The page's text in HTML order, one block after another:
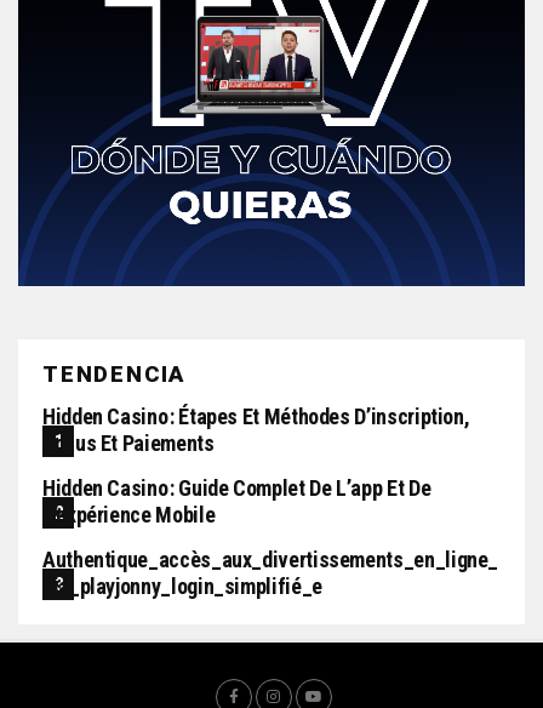
TENDENCIA
Hidden Casino : Étapes Et Méthodes D’inscription,
Bonus Et Paiements
Hidden Casino : Guide Complet De L’app Et De
L’expérience Mobile
Authentique_accès_aux_divertissements_en_ligne_
Via_playjonny_login_simplifié_e